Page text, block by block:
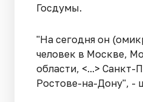
Госдумы.
"На сегодня он
человек в Москве,
области, <...> Санкт-
Ростове-на-Дону", -